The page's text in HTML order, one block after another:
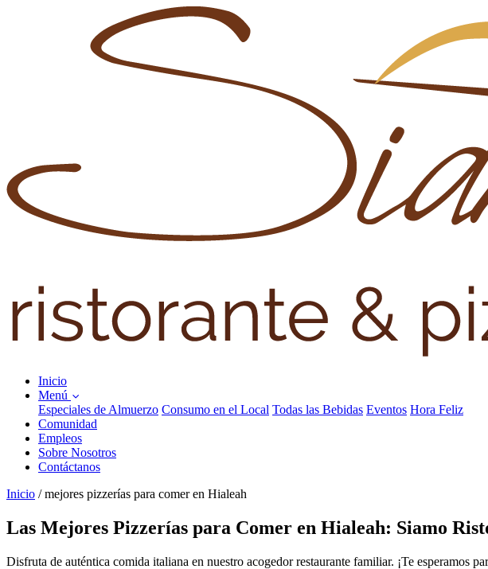
Inicio
Menú
Especiales de Almuerzo Consumo en el Local Todas las Bebidas Eventos Hora Feliz
Comunidad
Empleos
Sobre Nosotros
Contáctanos
Inicio / mejores pizzerías para comer en Hialeah
Las Mejores Pizzerías para Comer en Hialeah: Siamo
Disfruta de auténtica comida italiana en nuestro acogedor restaurante familiar. ¡Te esperamos